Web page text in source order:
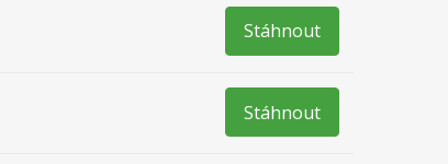
Stáhnout
Stáhnout